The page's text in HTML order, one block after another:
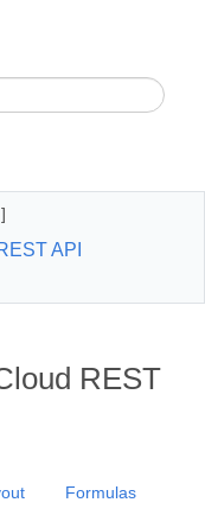
]
API
REST
Formulas